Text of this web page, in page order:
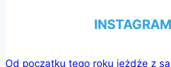
INSTAGRAM
Od początku tego roku jeżdżę z